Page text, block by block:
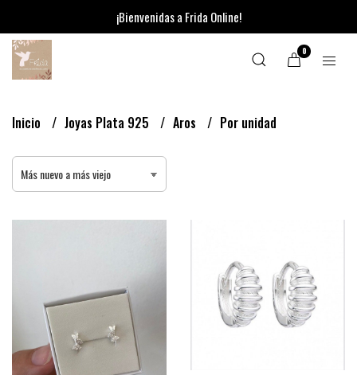
¡Bienvenidas a Frida Online!
0
Inicio Joyas Plata 925 Aros Por unidad